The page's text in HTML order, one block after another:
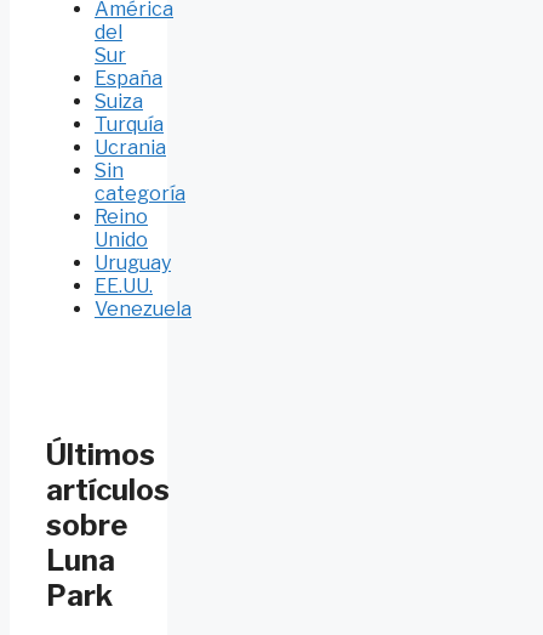
América
del
Sur
España
Suiza
Turquía
Ucrania
Sin
categoría
Reino
Unido
Uruguay
EE.UU.
Venezuela
Últimos
artículos
sobre
Luna
Park